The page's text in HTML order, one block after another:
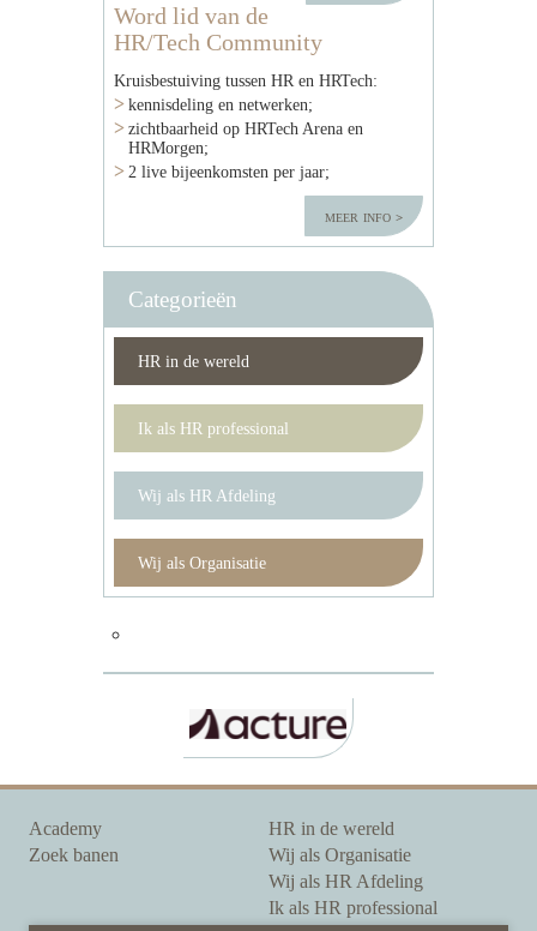
Word lid van de
HR/Tech Community
Kruisbestuiving tussen HR en HRTech:
kennisdeling en netwerken;
zichtbaarheid op HRTech Arena en
HRMorgen;
2 live bijeenkomsten per jaar;
meer info
Categorieën
HR in de wereld
Ik als HR professional
Wij als HR Afdeling
Wij als Organisatie
Academy
Zoek banen
HR in de wereld
Wij als Organisatie
Wij als HR Afdeling
Ik als HR professional